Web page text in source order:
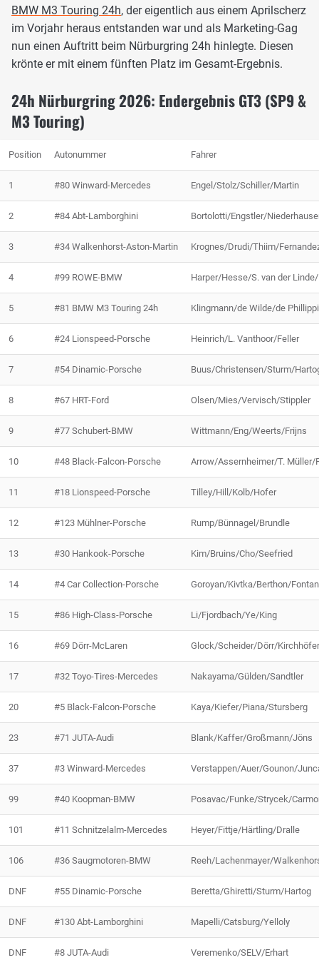
BMW M3 Touring 24h, der eigentlich aus einem Aprilscherz
im Vorjahr heraus entstanden war und als Marketing-Gag
nun einen Auftritt beim Nürburgring 24h hinlegte. Diesen
krönte er mit einem fünften Platz im Gesamt-Ergebnis.
24h Nürburgring 2026: Endergebnis GT3 (SP9 &
M3 Touring)
Position Autonummer Fahrer
1 #80 Winward-Mercedes Engel/Stolz/Schiller/Martin
2 #84 Abt-Lamborghini Bortolotti/Engstler/
3 #34 Walkenhorst-Aston-Martin Krognes/Drudi/Thiim/
4 #99 ROWE-BMW Harper/Hesse/S. van der
5 #81 BMW M3 Touring 24h Klingmann/de Wilde/de
6 #24 Lionspeed-Porsche Heinrich/L. Vanthoor/Feller
7 #54 Dinamic-Porsche Buus/Christensen/Sturm/
8 #67 HRT-Ford Olsen/Mies/Vervisch/Stippler
9 #77 Schubert-BMW Wittmann/Eng/Weerts/Frijns
10 #48 Black-Falcon-Porsche Arrow/Assernheimer/T. Müller/
11 #18 Lionspeed-Porsche Tilley/Hill/Kolb/Hofer
12 #123 Mühlner-Porsche Rump/Bünnagel/Brundle
13 #30 Hankook-Porsche Kim/Bruins/Cho/Seefried
14 #4 Car Collection-Porsche Goroyan/Kivtka/Berthon/
15 #86 High-Class-Porsche Li/Fjordbach/Ye/King
16 #69 Dörr-McLaren Glock/Scheider/Dörr/Kirchhöfer
17 #32 Toyo-Tires-Mercedes Nakayama/Gülden/Sandtler
20 #5 Black-Falcon-Porsche Kaya/Kiefer/Piana/Stursberg
23 #71 JUTA-Audi Blank/Kaffer/Großmann/Jöns
37 #3 Winward-Mercedes Verstappen/Auer/Gounon/
99 #40 Koopman-BMW Posavac/Funke/Strycek/
101 #11 Schnitzelalm-Mercedes Heyer/Fittje/Härtling/Dralle
106 #36 Saugmotoren-BMW Reeh/Lachenmayer/
DNF #55 Dinamic-Porsche Beretta/Ghiretti/Sturm/Hartog
DNF #130 Abt-Lamborghini Mapelli/Catsburg/Yelloly
DNF #8 JUTA-Audi Veremenko/SELV/Erhart